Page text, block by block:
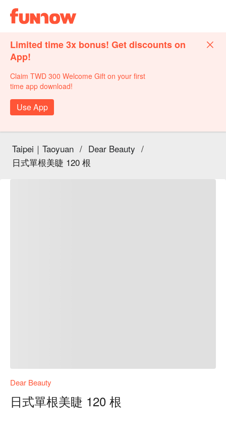
Limited time 3x bonus! Get discounts on
App!
Claim TWD 300 Welcome Gift on your first
time app download!
Use App
Taipei｜Taoyuan / Dear Beauty /
日式單根美睫 120 根
Dear Beauty
日式單根美睫 120 根